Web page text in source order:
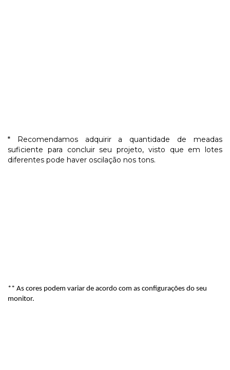
* Recomendamos adquirir a quantidade de meadas
suficiente para concluir seu projeto, visto que em lotes
diferentes pode haver oscilação nos tons.
** As cores podem variar de acordo com as configurações do seu
monitor.